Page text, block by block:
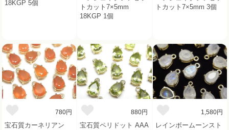
18KGP 5個
トカット7×5mm
18KGP 1個
トカット7×5mm 3個
780円
宝石質カーネリアン
880円
宝石質ペリドット AAA
1,580円
レインボームーンスト